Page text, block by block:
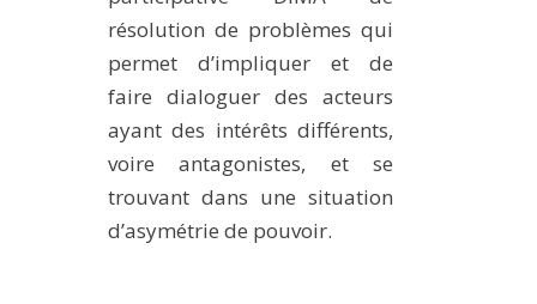
résolution de problèmes qui
permet d’impliquer et de
faire dialoguer des acteurs
ayant des intérêts différents,
voire antagonistes, et se
trouvant dans une situation
d’asymétrie de pouvoir.